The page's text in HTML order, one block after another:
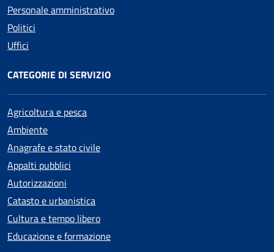
Personale amministrativo
Politici
Uffici
CATEGORIE DI SERVIZIO
Agricoltura e pesca
Ambiente
Anagrafe e stato civile
Appalti pubblici
Autorizzazioni
Catasto e urbanistica
Cultura e tempo libero
Educazione e formazione